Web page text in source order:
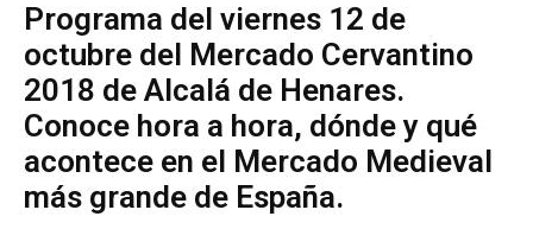
Programa del viernes 12 de
octubre del Mercado Cervantino
2018 de Alcalá de Henares.
Conoce hora a hora, dónde y qué
acontece en el Mercado Medieval
más grande de España.